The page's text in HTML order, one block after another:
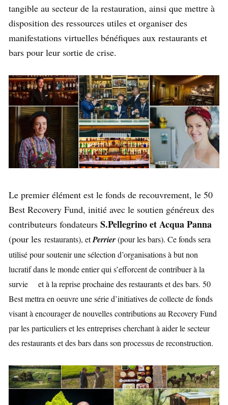
tangible au secteur de la restauration, ainsi que mettre à
disposition des ressources utiles et organiser des
manifestations virtuelles bénéfiques aux restaurants et
bars pour leur sortie de crise.
Le premier élément est le fonds de recouvrement, le 50
Best Recovery Fund, initié avec le soutien généreux des
contributeurs fondateurs S.Pellegrino et Acqua Panna
(pour les restaurants), etPerrier(pour les bars). Ce fonds sera
utilisé pour soutenir une sélection d’organisations à but non
lucratif dans le monde entier qui s’efforcent de contribuer à la
survie et à la reprise prochaine des restaurants et des bars. 50
Best mettra en oeuvre une série d’initiatives de collecte de fonds
visant à encourager de nouvelles contributions au Recovery Fund
par les particuliers et les entreprises cherchant à aider le secteur
des restaurants et des bars dans son processus de reconstruction.